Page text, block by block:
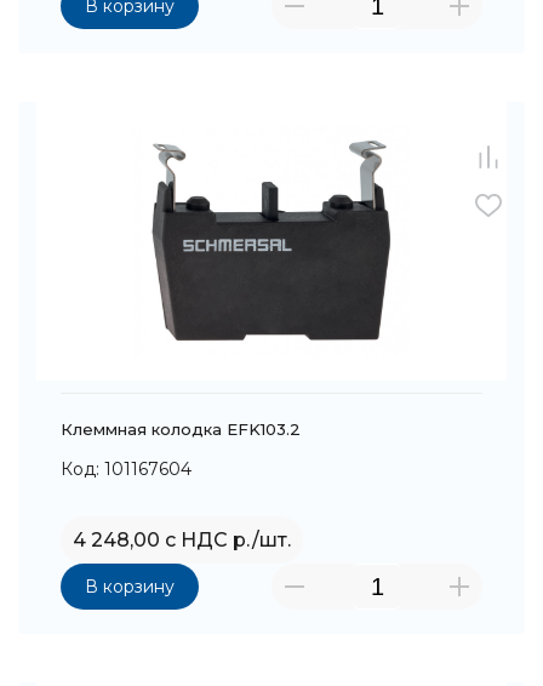
В корзину
Клеммная колодка EFK103.2
Код: 101167604
4 248,00 с НДС р./шт.
В корзину